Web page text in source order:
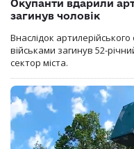
Окупанти вдарили
загинув чоловік
Внаслідок
військами загинув 52-
сектор міста.